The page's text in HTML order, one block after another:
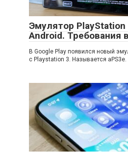
Эмулятор
Android. Требования
В Google Play появился новый
с Playstation 3. Называется aPS3e.